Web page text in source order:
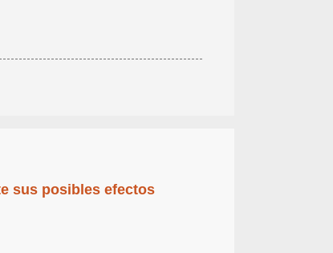
sus posibles efectos